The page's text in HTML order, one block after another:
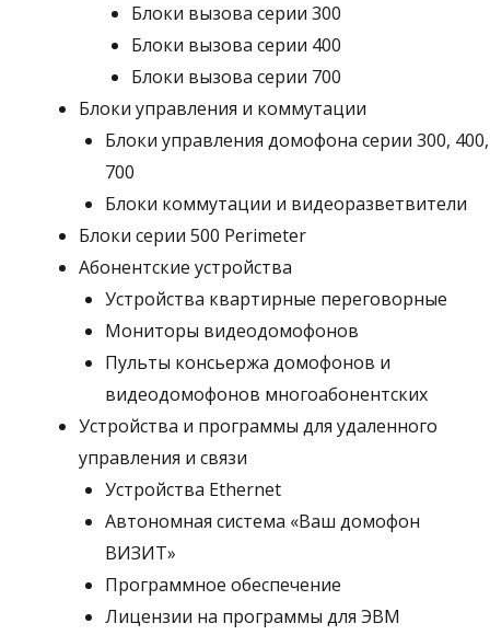
Блоки вызова серии 300
Блоки вызова серии 400
Блоки вызова серии 700
Блоки управления и коммутации
Блоки управления домофона серии 300, 400,
700
Блоки коммутации и видеоразветвители
Блоки серии 500 Perimeter
Абонентские устройства
Устройства квартирные переговорные
Мониторы видеодомофонов
Пульты консьержа домофонов и
видеодомофонов многоабонентских
Устройства и программы для удаленного
управления и связи
Устройства Ethernet
Автономная система «Ваш домофон
ВИЗИТ»
Программное обеспечение
Лицензии на программы для ЭВМ